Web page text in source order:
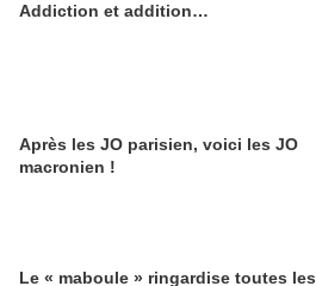
Addiction et addition…
Après les JO parisien, voici les JO
macronien !
Le « maboule » ringardise toutes les